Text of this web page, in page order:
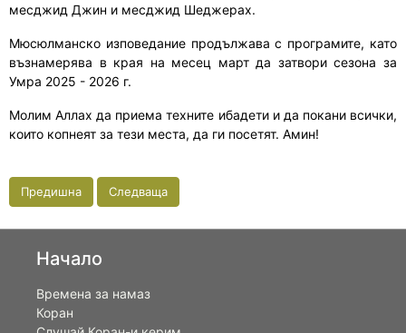
месджид Джин и месджид Шеджерах.
Мюсюлманско изповедание продължава с програмите, като
възнамерява в края на месец март да затвори сезона за
Умра 2025 - 2026 г.
Молим Аллах да приема техните ибадети и да покани всички,
които копнеят за тези места, да ги посетят. Амин!
Предишна Следваща
Начало
Времена за намаз
Коран